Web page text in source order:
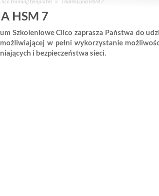
HSM 7
Szkoleniowe Clico zaprasza Państwa do
w pełni wykorzystanie
i bezpieczeństwa sieci.